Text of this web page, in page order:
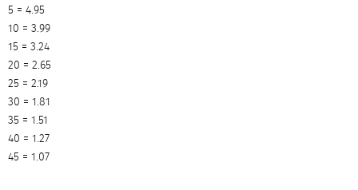
5 = 4.95
10 = 3.99
15 = 3.24
20 = 2.65
25 = 2.19
30 = 1.81
35 = 1.51
40 = 1.27
45 = 1.07